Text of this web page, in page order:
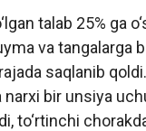
talab 25% ga
va tangalarga
saqlanib
narxi bir unsiya
to‘rtinchi